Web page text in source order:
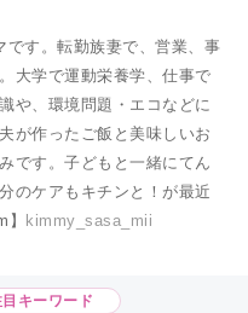
です。転勤族妻で、営業、事
大学で運動栄養学、仕事で
や、環境問題・エコなどに
が作ったご飯と美味しいお
です。子どもと一緒にてん
のケアもキチンと！が最近
kimmy_sasa_mii
目キーワード